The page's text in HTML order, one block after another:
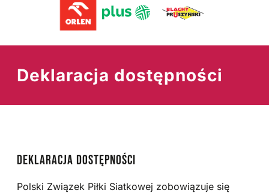
Deklaracja dostępności
DEKLARACJA DOSTĘPNOŚCI
Polski Związek Piłki Siatkowej zobowiązuje się